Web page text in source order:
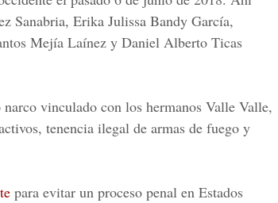
Sanabria, Erika Julissa Bandy García,
Mejía Laínez y Daniel Alberto Ticas
narco vinculado con los hermanos Valle Valle,
tenencia ilegal de armas de fuego y
para evitar un proceso penal en Estados